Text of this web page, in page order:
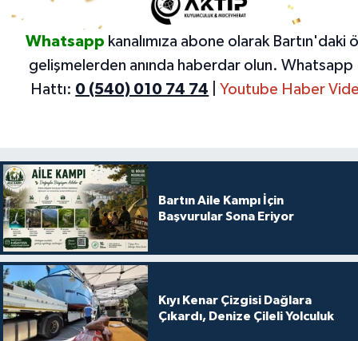
Whatsapp kanalımıza abone olarak Bartın'daki
gelişmelerden anında haberdar olun. Whatsapp
Hattı: 0 (540) 010 74 74 |Youtube Haber
Bartın Aile Kampı İçin
Başvurular Sona Eriyor
Kıyı Kenar Çizgisi Dağlara
Çıkardı, Denize Çileli Yolculuk